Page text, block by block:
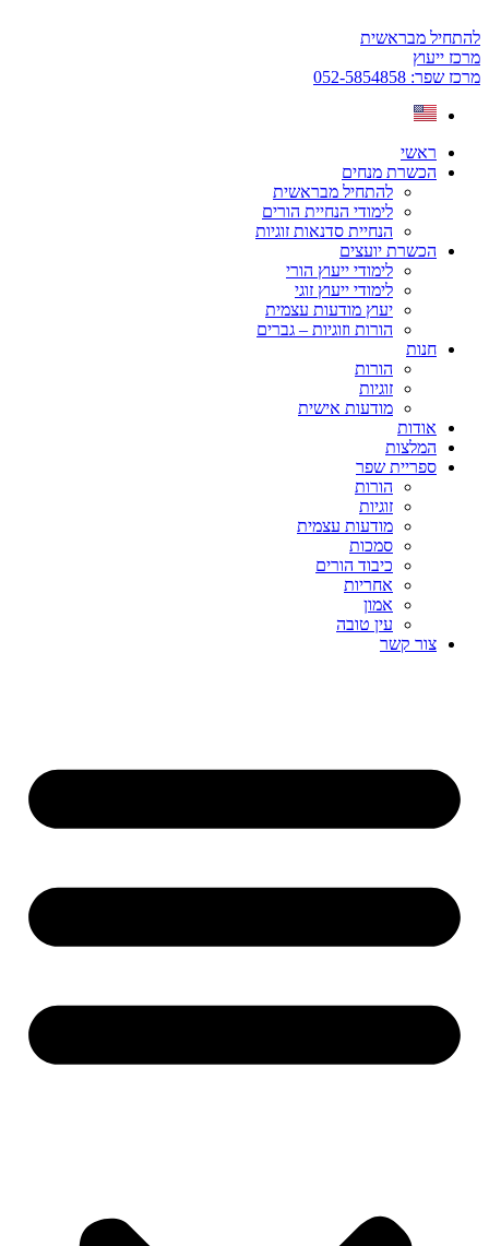
לתוכן
להתחיל מבראשית
מרכז ייעוץ
מרכז שפר: 052-5854858
ראשי
הכשרת מנחים
להתחיל מבראשית
לימודי הנחיית הורים
הנחיית סדנאות זוגיות
הכשרת יועצים
לימודי ייעוץ הורי
לימודי ייעוץ זוגי
יעוץ מודעות עצמית
הורות וזוגיות – גברים
חנות
הורות
זוגיות
מודעות אישית
אודות
המלצות
ספריית שפר
הורות
זוגיות
מודעות עצמית
סמכות
כיבוד הורים
אחריות
אמון
עין טובה
צור קשר